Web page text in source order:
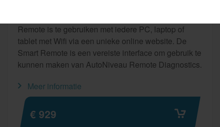
Remote is te gebruiken met iedere PC, laptop of
tablet met Wifi via een unieke online website. De
Smart Remote is een vereiste interface om gebruik te
kunnen maken van AutoNiveau Remote Diagnostics.
Meer informatie
€ 929